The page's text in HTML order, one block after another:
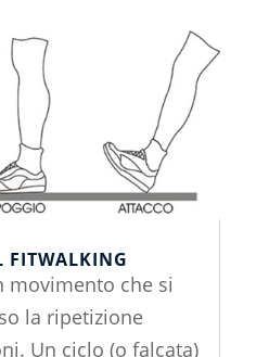
FITWALKING
movimento che si
la ripetizione
Un ciclo (o falcata)